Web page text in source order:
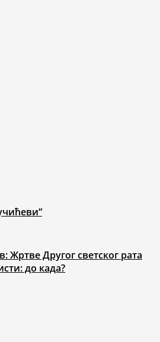
Другог светског рата
до када?